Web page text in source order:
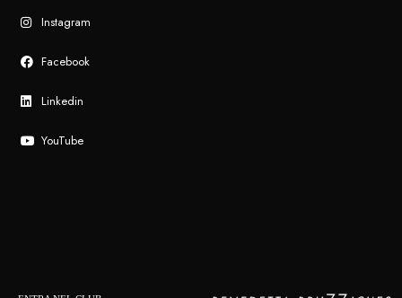
Instagram
Facebook
Linkedin
YouTube